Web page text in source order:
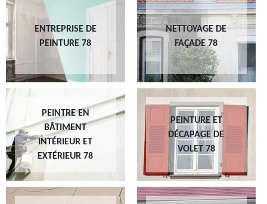
ENTREPRISE DE
PEINTURE 78
NETTOYAGE DE
FAÇADE 78
PEINTRE EN
BÂTIMENT
INTÉRIEUR ET
EXTÉRIEUR 78
PEINTURE ET
DÉCAPAGE DE
VOLET 78